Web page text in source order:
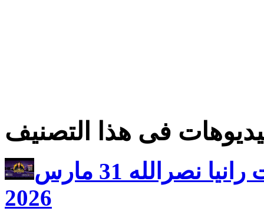
فى هذا التصنيف
يارب ارحم مع الاخت رانيا نصرالله 31 مارس
2026